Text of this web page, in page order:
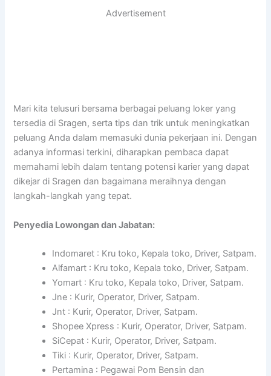
Advertisement
Mari kita telusuri bersama berbagai peluang loker yang
tersedia di Sragen, serta tips dan trik untuk meningkatkan
peluang Anda dalam memasuki dunia pekerjaan ini. Dengan
adanya informasi terkini, diharapkan pembaca dapat
memahami lebih dalam tentang potensi karier yang dapat
dikejar di Sragen dan bagaimana meraihnya dengan
langkah-langkah yang tepat.
Penyedia Lowongan dan Jabatan:
Indomaret : Kru toko, Kepala toko, Driver, Satpam.
Alfamart : Kru toko, Kepala toko, Driver, Satpam.
Yomart : Kru toko, Kepala toko, Driver, Satpam.
Jne : Kurir, Operator, Driver, Satpam.
Jnt : Kurir, Operator, Driver, Satpam.
Shopee Xpress : Kurir, Operator, Driver, Satpam.
SiCepat : Kurir, Operator, Driver, Satpam.
Tiki : Kurir, Operator, Driver, Satpam.
Pertamina : Pegawai Pom Bensin dan